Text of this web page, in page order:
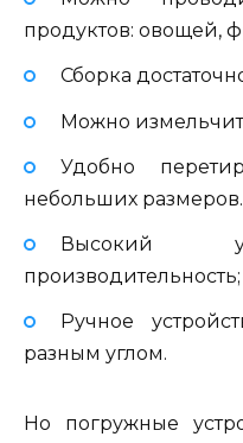
продуктов: овощей,
Сборка
Можно
Удобно
небольших
Высокий
производительность;
Ручное
разным углом.
Но погружные